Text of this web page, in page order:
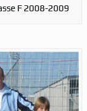
F 2008-2009